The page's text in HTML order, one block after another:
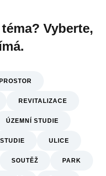
Vyberte,
REVITALIZACE
ÚZEMNÍ STUDIE
ULICE
SOUTĚŽ PARK